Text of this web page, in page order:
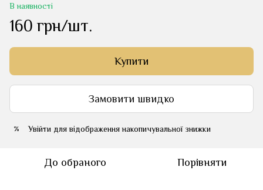
В наявності
160 грн/шт.
Купити
Замовити швидко
% Увійти для відображення накопичувальної знижки
До обраного Порівняти